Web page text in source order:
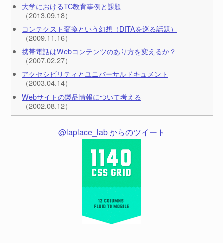
大学におけるTC教育事例と課題
（2013.09.18）
コンテクスト変換という幻想（DITAを巡る話題）
（2009.11.16）
携帯電話はWebコンテンツのあり方を変えるか？
（2007.02.27）
アクセシビリティとユニバーサルドキュメント
（2003.04.14）
Webサイトの製品情報について考える
（2002.08.12）
@laplace_lab からのツイート